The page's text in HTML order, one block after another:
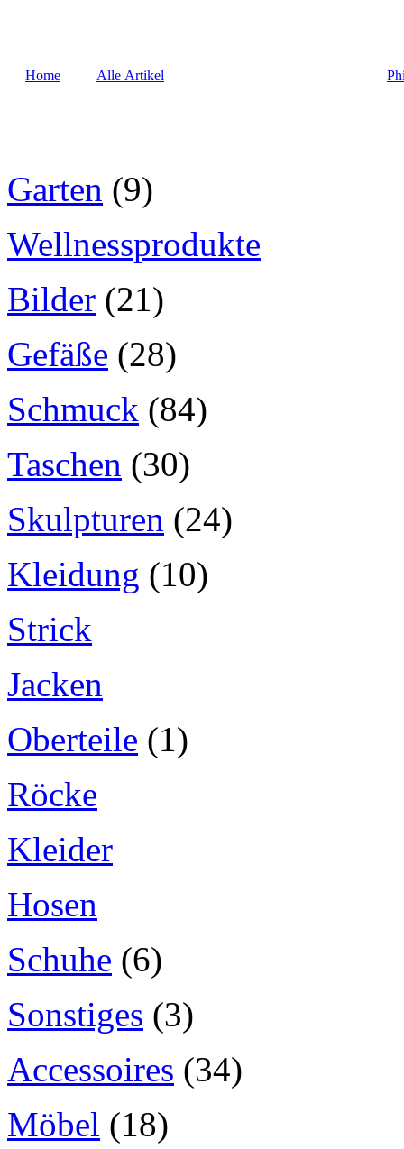
Home Alle Artikel
Garten (9)
Wellnessprodukte
Bilder (21)
Gefäße (28)
Schmuck (84)
Taschen (30)
Skulpturen (24)
Kleidung (10)
Strick
Jacken
Oberteile (1)
Röcke
Kleider
Hosen
Schuhe (6)
Sonstiges (3)
Accessoires (34)
Möbel (18)